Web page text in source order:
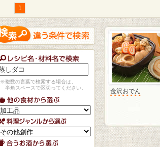
1
※複数の言葉で検索する場合は、
半角スペースで区切ってください。
金沢おでん